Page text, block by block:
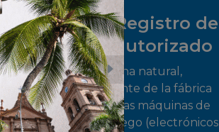
Solicitud de Registro de
distribuidor autorizado
Tramite para la persona natural,
jurídica o representante de la fábrica
que comercializarán las máquinas de
juego o medios de juego (electrónicos